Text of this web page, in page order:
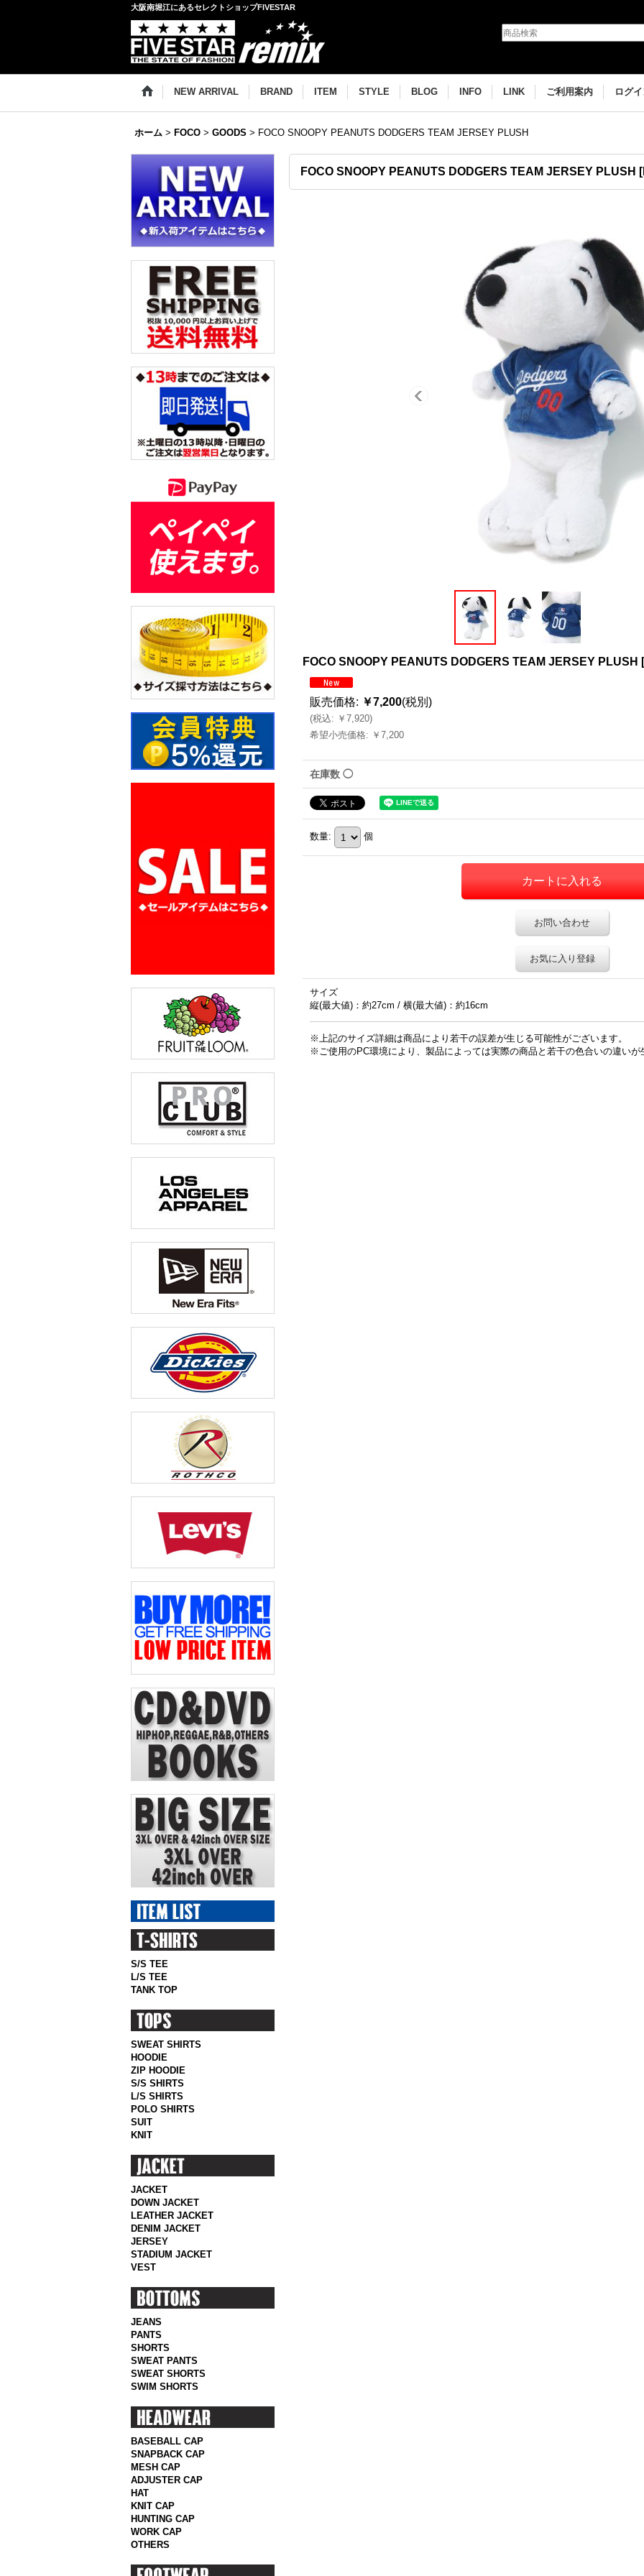
大阪南堀江にあるセレクトショップFIVESTAR
NEW ARRIVAL BRAND ITEM STYLE BLOG INFO LINK ご利用案内 ログ
ホーム > FOCO > GOODS > FOCO SNOOPY PEANUTS DODGERS TEAM JERSEY PLUSH
S/S TEE
L/S TEE
TANK TOP
SWEAT SHIRTS
HOODIE
ZIP HOODIE
S/S SHIRTS
L/S SHIRTS
POLO SHIRTS
SUIT
KNIT
JACKET
DOWN JACKET
LEATHER JACKET
DENIM JACKET
JERSEY
STADIUM JACKET
VEST
JEANS
PANTS
SHORTS
SWEAT PANTS
SWEAT SHORTS
SWIM SHORTS
BASEBALL CAP
SNAPBACK CAP
MESH CAP
ADJUSTER CAP
HAT
KNIT CAP
HUNTING CAP
WORK CAP
OTHERS
FOCO SNOOPY PEANUTS DODGERS TEAM JERSEY PLUSH [
FOCO SNOOPY PEANUTS DODGERS TEAM JERSEY PLUSH [
販売価格: ￥7,200(税別)
(税込: ￥7,920)
希望小売価格: ￥7,200
在庫数 ◯
数量: 個
お問い合わせ
お気に入り登録
サイズ
縦(最大値)：約27cm / 横(最大値)：約16cm
※上記のサイズ詳細は商品により若干の誤差が生じる可能性がございます。
※ご使用のPC環境により、製品によっては実際の商品と若干の色合いの違いが